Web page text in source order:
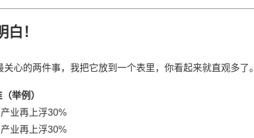
！
心的两件事，我把它放到一个表里，你看起来就直观多了。
举例）
业再上浮30%
业再上浮30%